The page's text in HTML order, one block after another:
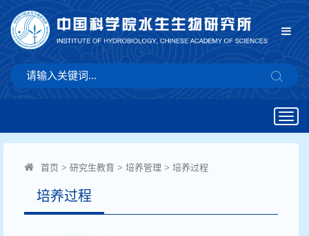
首页 > 研究生教育 > 培养管理 > 培养过程
培养过程